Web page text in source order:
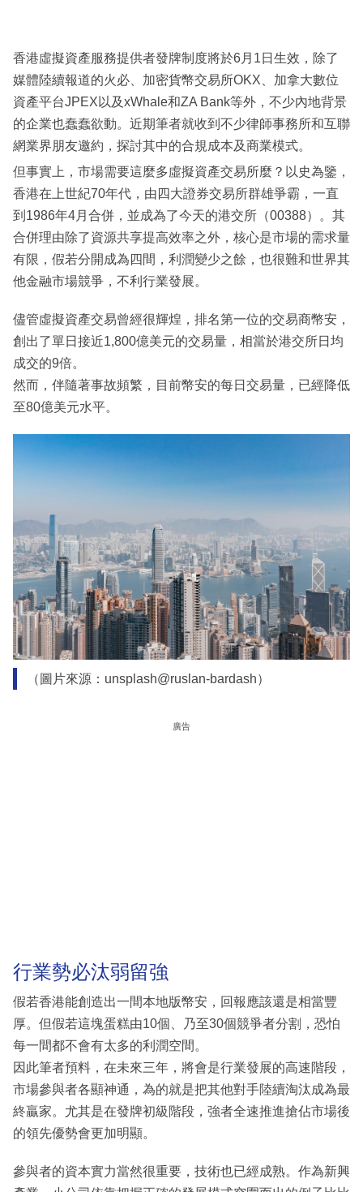
閱
專
區
香港虛擬資產服務提供者發牌制度將於6月1日生效，除了
媒體陸續報道的火必、加密貨幣交易所OKX、加拿大數位
資產平台JPEX以及xWhale和ZA Bank等外，不少內地背景
的企業也蠢蠢欲動。近期筆者就收到不少律師事務所和互聯
網業界朋友邀約，探討其中的合規成本及商業模式。
但事實上，市場需要這麼多虛擬資產交易所麼？以史為鑒，
香港在上世紀70年代，由四大證券交易所群雄爭霸，一直
到1986年4月合併，並成為了今天的港交所（00388）。其
合併理由除了資源共享提高效率之外，核心是市場的需求量
有限，假若分開成為四間，利潤變少之餘，也很難和世界其
他金融市場競爭，不利行業發展。
儘管虛擬資產交易曾經很輝煌，排名第一位的交易商幣安，
創出了單日接近1,800億美元的交易量，相當於港交所日均
成交的9倍。
然而，伴隨著事故頻繁，目前幣安的每日交易量，已經降低
至80億美元水平。
（圖片來源：unsplash@ruslan-bardash）
廣告
行業勢必汰弱留強
假若香港能創造出一間本地版幣安，回報應該還是相當豐
厚。但假若這塊蛋糕由10個、乃至30個競爭者分割，恐怕
每一間都不會有太多的利潤空間。
因此筆者預料，在未來三年，將會是行業發展的高速階段，
市場參與者各顯神通，為的就是把其他對手陸續淘汰成為最
終贏家。尤其是在發牌初級階段，強者全速推進搶佔市場後
的領先優勢會更加明顯。
參與者的資本實力當然很重要，技術也已經成熟。作為新興